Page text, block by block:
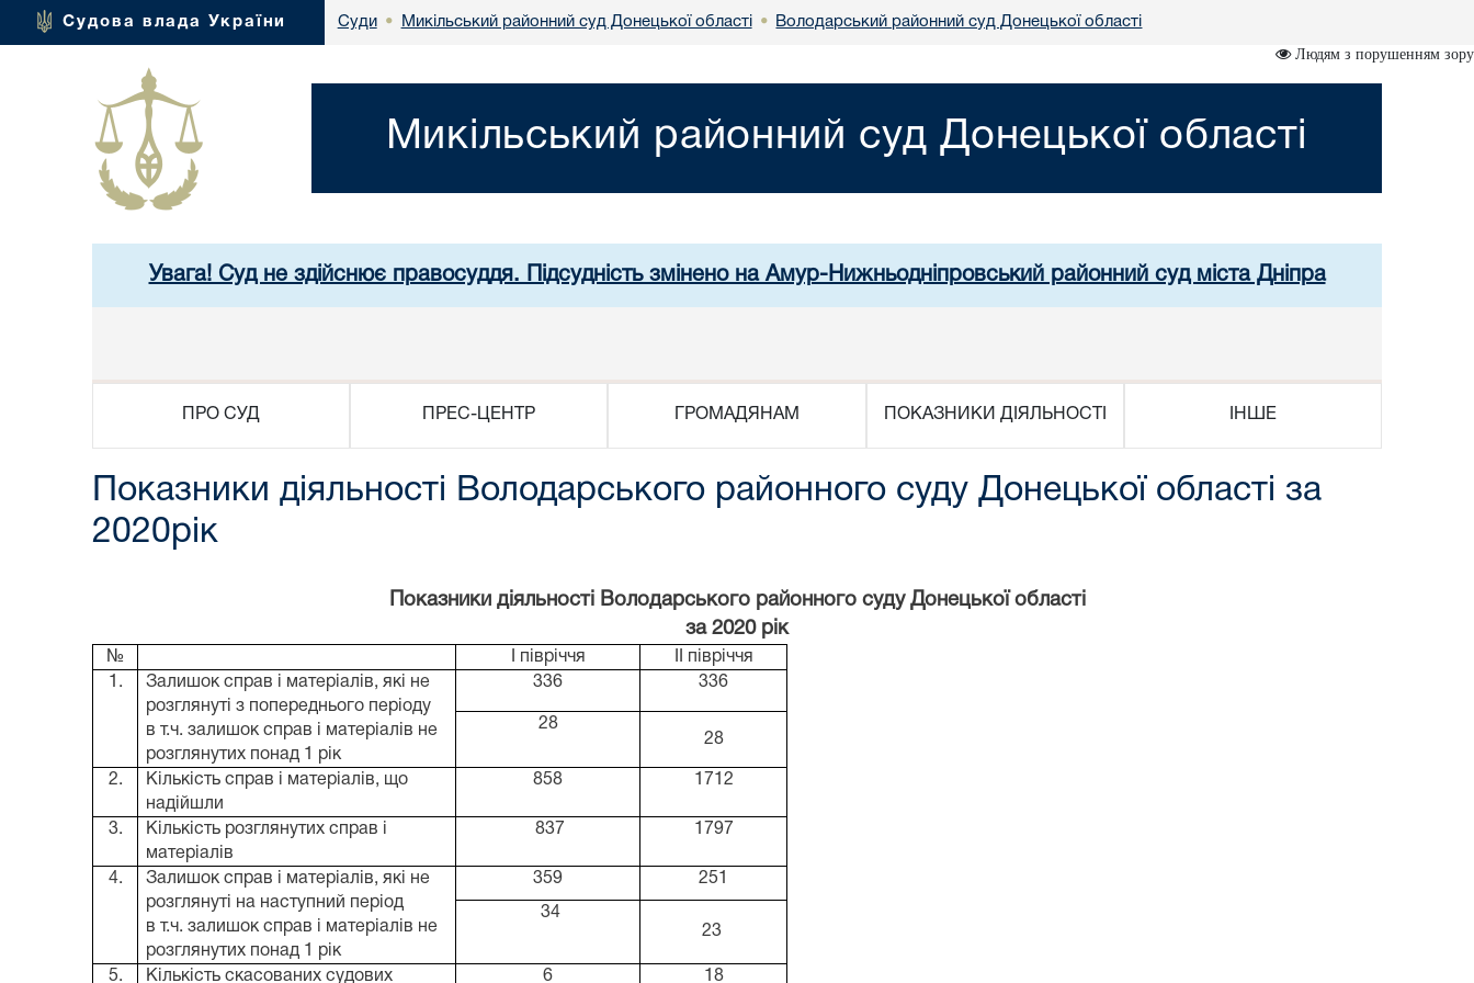
Судова влада України Суди • Микільський районний суд Донецької області • Володарський районний суд Донецької області
Людям з порушенням зору
Микільський районний суд Донецької області
Увага! Суд не здійснює правосуддя. Підсудність змінено на Амур-Нижньодніпровський районний суд міста Дніпра
ПРО СУД ПРЕС-ЦЕНТР ГРОМАДЯНАМ ПОКАЗНИКИ ДІЯЛЬНОСТІ ІНШЕ
Показники діяльності Володарського районного суду Донецької області за
2020рік
Показники діяльності Володарського районного суду Донецької області
за 2020 рік
№ І півріччя
ІІ півріччя
1.
Залишок справ і матеріалів, які не
розглянуті з попереднього періоду
в т.ч. залишок справ і матеріалів не
розглянутих понад 1 рік
336 336
28
28
2.
Кількість справ і матеріалів, що
надійшли
858 1712
3.
Кількість розглянутих справ і
матеріалів
837 1797
4.
Залишок справ і матеріалів, які не
розглянуті на наступний період
в т.ч. залишок справ і матеріалів не
розглянутих понад 1 рік
359 251
34
23
5.
Кількість скасованих судових
6 18